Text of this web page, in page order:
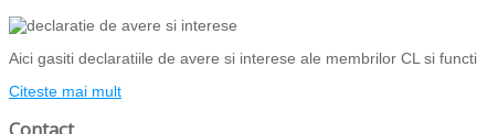
Aici gasiti declaratiile de avere si interese ale membrilor CL si
Citeste mai mult